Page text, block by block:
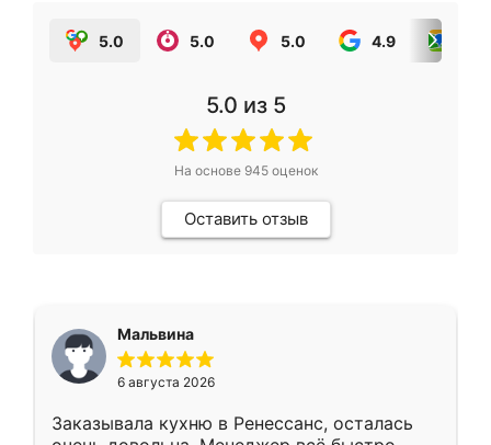
5.0 5.0 5.0 4.9
5.0 из 5
На основе 945оценок
Оставить отзыв
Мальвина
6 августа 2026
Заказывала кухню в Ренессанс, осталась